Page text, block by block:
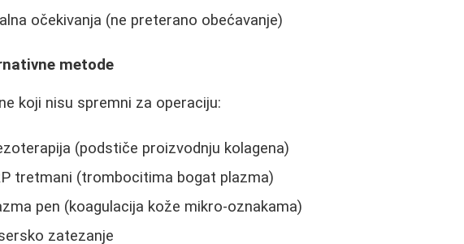
očekivanja (ne preterano obećavanje)
metode
koji nisu spremni za operaciju:
(podstiče proizvodnju kolagena)
tretmani (trombocitima bogat plazma)
pen (koagulacija kože mikro-oznakama)
zatezanje